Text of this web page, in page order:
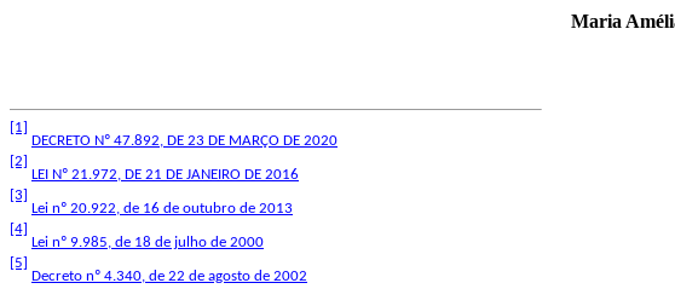
Maria
[1]
DECRETO Nº 47.892, DE 23 DE MARÇO DE 2020
[2]
LEI Nº 21.972, DE 21 DE JANEIRO DE 2016
[3]
Lei nº 20.922, de 16 de outubro de 2013
[4]
Lei nº 9.985, de 18 de julho de 2000
[5]
Decreto nº 4.340, de 22 de agosto de 2002